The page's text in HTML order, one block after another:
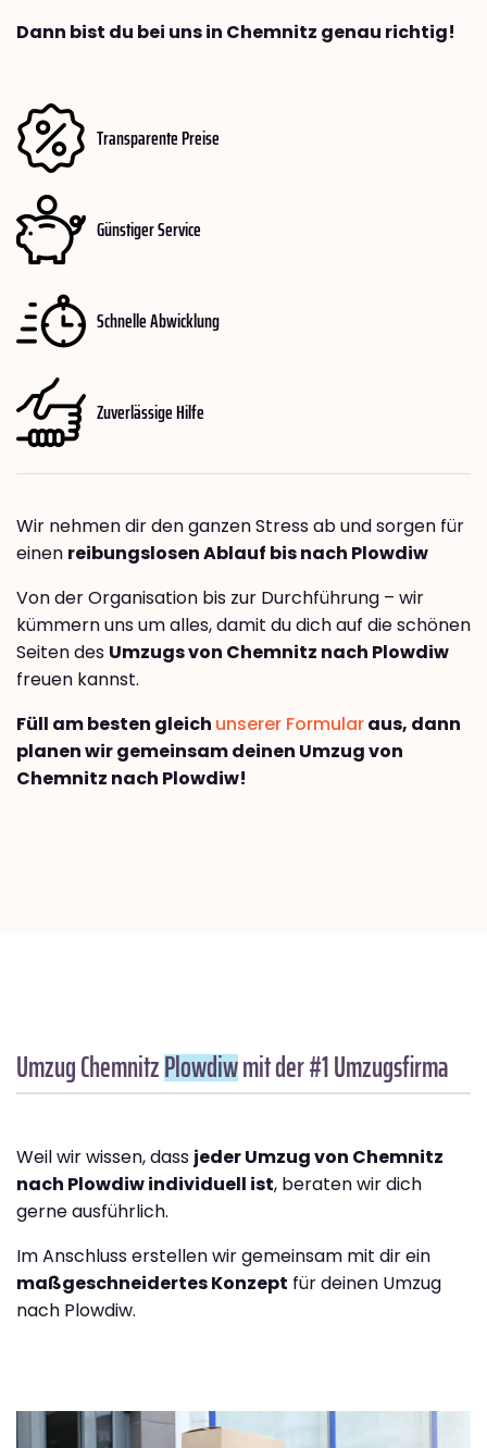
Dann bist du bei uns in Chemnitz genau richtig!
Transparente Preise
Günstiger Service
Schnelle Abwicklung
Zuverlässige Hilfe
Wir nehmen dir den ganzen Stress ab und sorgen für
einen reibungslosen Ablauf bis nach Plowdiw
Von der Organisation bis zur Durchführung – wir
kümmern uns um alles, damit du dich auf die schönen
Seiten des Umzugs von Chemnitz nach Plowdiw
freuen kannst.
Füll am besten gleich unserer Formularaus, dann
planen wir gemeinsam deinen Umzug von
Chemnitz nach Plowdiw!
Umzug ChemnitzPlowdiwmit der #1 Umzugsfirma
Weil wir wissen, dass jeder Umzug von Chemnitz
nach Plowdiw individuell ist, beraten wir dich
gerne ausführlich.
Im Anschluss erstellen wir gemeinsam mit dir ein
maßgeschneidertes Konzept für deinen Umzug
nach Plowdiw.